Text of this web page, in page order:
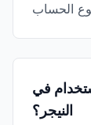
في
النيجر؟